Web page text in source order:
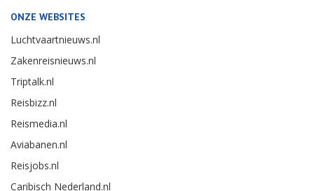
ONZE WEBSITES
Luchtvaartnieuws.nl
Zakenreisnieuws.nl
Triptalk.nl
Reisbizz.nl
Reismedia.nl
Aviabanen.nl
Reisjobs.nl
Caribisch Nederland.nl